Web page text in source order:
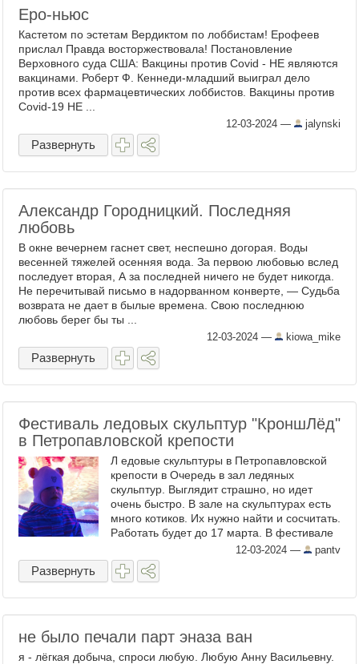
Еро-ньюс
Кастетом по эстетам Вердиктом по лоббистам! Ерофеев
прислал Правда восторжествовала! Постановление
Верховного суда США: Вакцины против Covid - НЕ являются
вакцинами. Роберт Ф. Кеннеди-младший выиграл дело
против всех фармацевтических лоббистов. Вакцины против
Covid-19 НЕ ...
12-03-2024 — jalynski
Развернуть
Александр Городницкий. Последняя
любовь
В окне вечернем гаснет свет, неспешно догорая. Воды
весенней тяжелей осенняя вода. За первою любовью вслед
последует вторая, А за последней ничего не будет никогда.
Не перечитывай письмо в надорванном конверте, — Судьба
возврата не дает в былые времена. Свою последнюю
любовь берег бы ты ...
12-03-2024 — kiowa_mike
Развернуть
Фестиваль ледовых скульптур "КроншЛёд"
в Петропавловской крепости
Л едовые скульптуры в Петропавловской
крепости в Очередь в зал ледяных
скульптур. Выглядит страшно, но идет
очень быстро. В зале на скульптурах есть
много котиков. Их нужно найти и сосчитать.
Работать будет до 17 марта. В фестивале
12-03-2024 — pantv
Развернуть
не было печали парт эназа ван
я - лёгкая добыча, спроси любую. Любую Анну Васильевну.